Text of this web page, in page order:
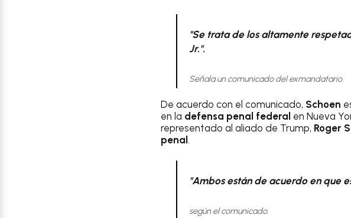
"Se trata de los altamente
Jr.".
Señala un comunicado del exmandatario.
De acuerdo con el comunicado, Schoen
en la defensa penal federal en Nueva
representado al aliado de Trump, Roger
penal.
"Ambos están de acuerdo en que
según el comunicado.